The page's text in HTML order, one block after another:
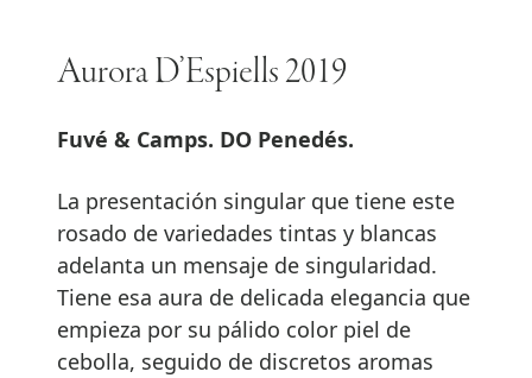
Aurora D’Espiells 2019
Fuvé & Camps. DO Penedés.
La presentación singular que tiene este
rosado de variedades tintas y blancas
adelanta un mensaje de singularidad.
Tiene esa aura de delicada elegancia que
empieza por su pálido color piel de
cebolla, seguido de discretos aromas